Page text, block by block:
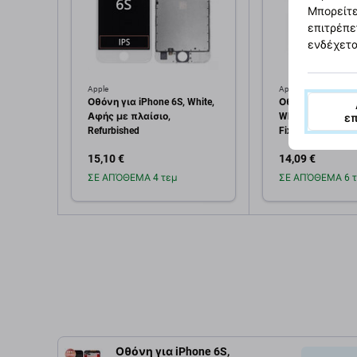
Apple
Οθόνη για iPhone 6S, White,
Αφής με πλαίσιο,
Refurbished
15,10 €
ΣΕ ΑΠΌΘΕΜΑ 4 τεμ
Apple
Οθόνη In-Cell
White, Αφής με
FixPremium
14,09 €
ΣΕ ΑΠΌΘΕΜΑ 6
Οθόνη για iPhone 6S,